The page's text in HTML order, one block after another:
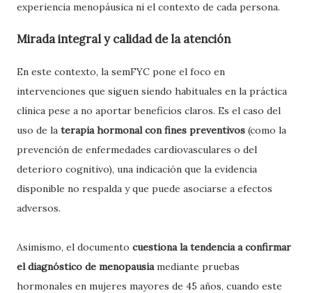
experiencia menopáusica ni el contexto de cada persona.
Mirada integral y calidad de la atención
En este contexto, la semFYC pone el foco en
intervenciones que siguen siendo habituales en la práctica
clínica pese a no aportar beneficios claros. Es el caso del
uso de la terapia hormonal con fines preventivos (como la
prevención de enfermedades cardiovasculares o del
deterioro cognitivo), una indicación que la evidencia
disponible no respalda y que puede asociarse a efectos
adversos.
Asimismo, el documento cuestiona la tendencia a confirmar
el diagnóstico de menopausiamediante pruebas
hormonales en mujeres mayores de 45 años, cuando este